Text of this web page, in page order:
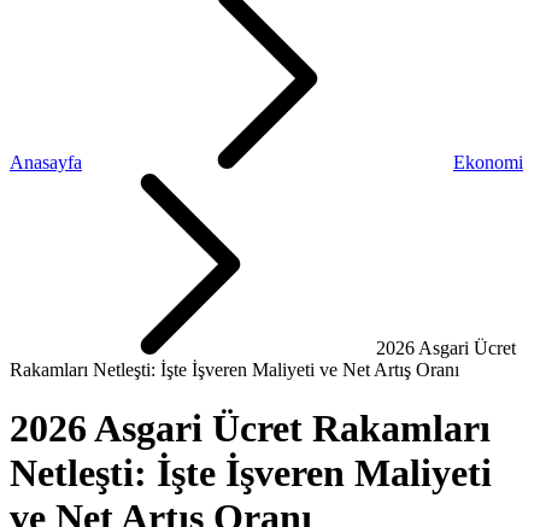
Anasayfa Ekonomi
2026 Asgari Ücret
Rakamları Netleşti: İşte İşveren Maliyeti ve Net Artış Oranı
2026 Asgari Ücret Rakamları
Netleşti: İşte İşveren Maliyeti
ve Net Artış Oranı